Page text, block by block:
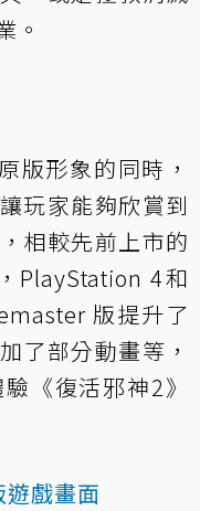
。
版形象的同時，
玩家能夠欣賞到
相較先前上市的
PlayStation 4和
版提升了
了部分動畫等，
《復活邪神2》
戲畫面